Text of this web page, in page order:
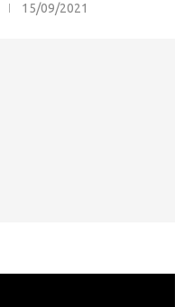
15/09/2021